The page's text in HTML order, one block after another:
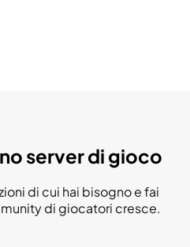
server di gioco
di cui hai bisogno e fai
di giocatori cresce.